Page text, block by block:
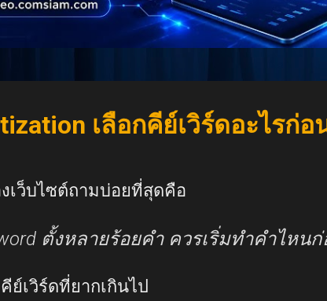
เลือกคีย์เวิร์ดอะไรก่อ
เว็บไซต์ถามบ่อยที่สุดคือ
ตั้งหลายร้อยคำ ควรเริ่มทำคำไหนก่
ย์เวิร์ดที่ยากเกินไป